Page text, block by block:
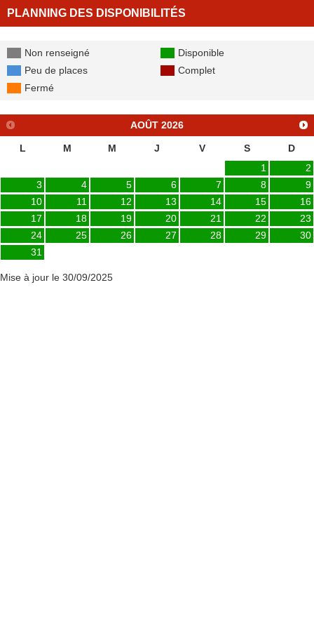
PLANNING DES DISPONIBILITÉS
Non renseigné
Disponible
Peu de places
Complet
Fermé
AOÛT 2026
L M M J V S
D
1
2
3
4 5 6 7 8
9
10
11 12 13 14 15
16
17
18 19 20 21 22
23
24
25 26 27 28 29
30
31
Mise à jour le 30/09/2025